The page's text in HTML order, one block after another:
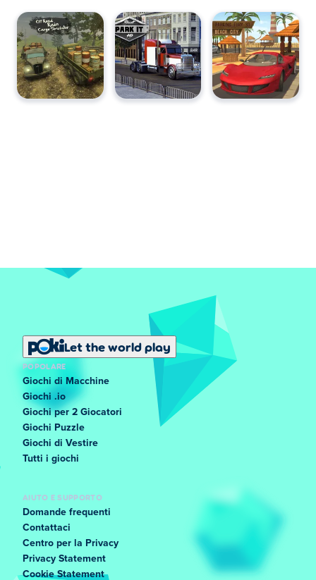
Let the world play
POPOLARE
Giochi di Macchine
Giochi .io
Giochi per 2 Giocatori
Giochi Puzzle
Giochi di Vestire
Tutti i giochi
AIUTO E SUPPORTO
Domande frequenti
Contattaci
Centro per la Privacy
Privacy Statement
Cookie Statement